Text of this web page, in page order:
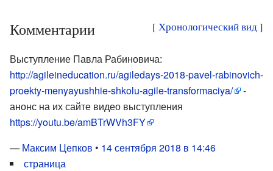
[ Хронологический вид ]
Комментарии
Выступление Павла Рабиновича:
http://agileineducation.ru/agiledays-2018-pavel-rabinovich-
proekty-menyayushhie-shkolu-agile-transformaciya/
-
анонс на их сайте видео выступления
https://youtu.be/amBTrWVh3FY
— Максим Цепков • 14 сентября 2018 в 14:46
страница